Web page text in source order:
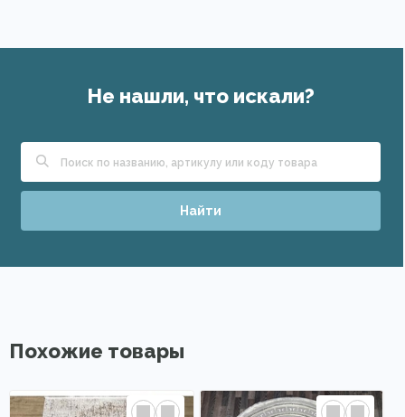
Не нашли, что искали?
Найти
Похожие товары